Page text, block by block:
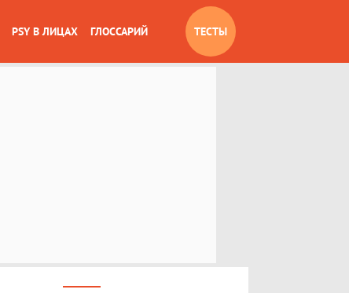
PSY В ЛИЦАХ ГЛОССАРИЙ ТЕСТЫ